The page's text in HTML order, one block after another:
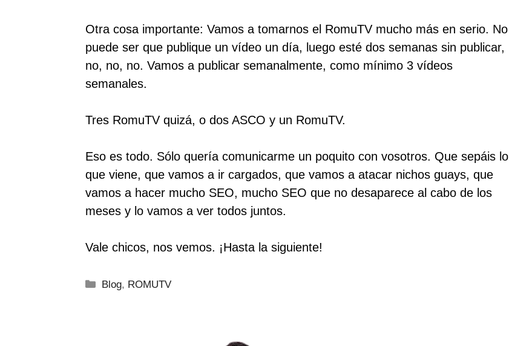
Otra cosa importante: Vamos a tomarnos el RomuTV mucho más en serio. No
puede ser que publique un vídeo un día, luego esté dos semanas sin publicar,
no, no, no. Vamos a publicar semanalmente, como mínimo 3 vídeos
semanales.
Tres RomuTV quizá, o dos ASCO y un RomuTV.
Eso es todo. Sólo quería comunicarme un poquito con vosotros. Que sepáis lo
que viene, que vamos a ir cargados, que vamos a atacar nichos guays, que
vamos a hacer mucho SEO, mucho SEO que no desaparece al cabo de los
meses y lo vamos a ver todos juntos.
Vale chicos, nos vemos. ¡Hasta la siguiente!
Categorías
Blog, ROMUTV